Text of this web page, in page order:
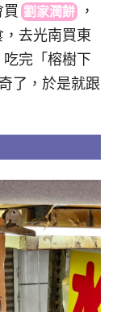
買 劉家潤餅
，
去光南買東
完「榕樹下
了，於是就跟